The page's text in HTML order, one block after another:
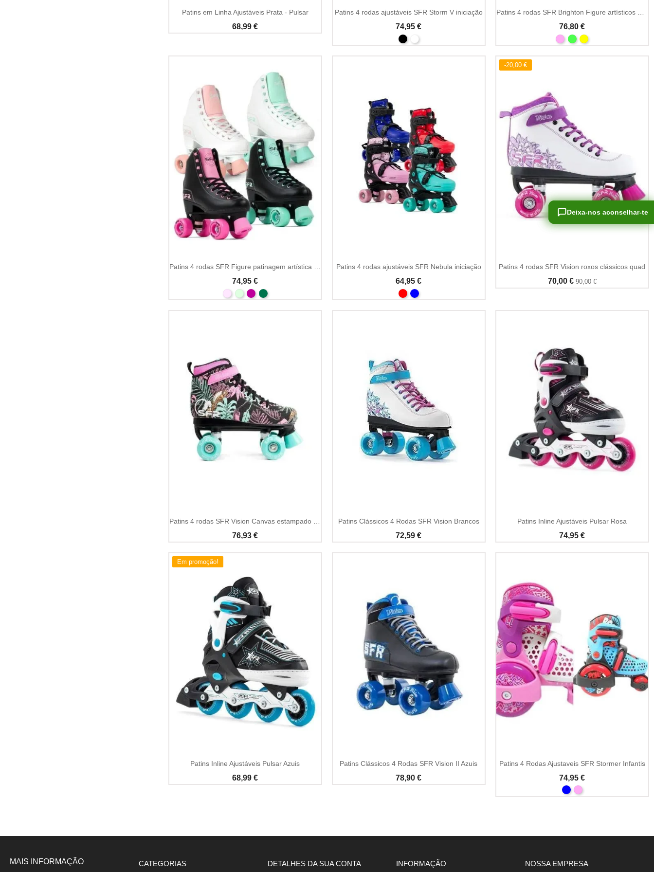
Patins em Linha Ajustáveis Prata - Pulsar
68,99 €
Patins 4 rodas ajustáveis SFR Storm V iniciação
74,95 €
Patins 4 rodas SFR Brighton Figure artísticos quad
76,80 €
Patins 4 rodas SFR Figure patinagem artística quad
74,95 €
Patins 4 rodas ajustáveis SFR Nebula iniciação
64,95 €
-20,00 €
Patins 4 rodas SFR Vision roxos clássicos quad
70,00 € 90,00 €
76,93 €
Patins Clássicos 4 Rodas SFR Vision Brancos
72,59 €
Patins Inline Ajustáveis Pulsar Rosa
74,95 €
Em promoção!
Patins Inline Ajustáveis Pulsar Azuis
68,99 €
Patins Clássicos 4 Rodas SFR Vision II Azuis
78,90 €
Patins 4 Rodas Ajustaveis SFR Stormer Infantis
74,95 €
MAIS INFORMAÇÃO CATEGORIAS DETALHES DA SUA CONTA INFORMAÇÃO NOSSA EMPRESA
Deixa-nos aconselhar-te
Deixa-nos aconselhar-te